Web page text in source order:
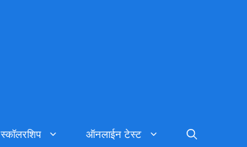
स्कॉलरशिप ऑनलाईन टेस्ट